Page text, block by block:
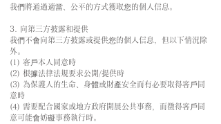
我們將通過適當、公平的方式獲取您的個人信息。
3. 向第三方披露和提供
我們不會向第三方披露或提供您的個人信息，但以下情況除
外。
(1) 客戶本人同意時
(2) 根據法律法規要求公開/提供時
(3) 為保護人的生命、身體或財產安全而有必要取得客戶同
意時
(4) 需要配合國家或地方政府開展公共事務，而徵得客戶同
意可能會妨礙事務執行時。